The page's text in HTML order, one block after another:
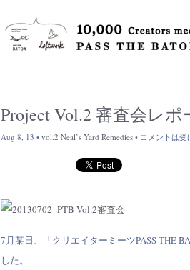
Project Vol.2 審査会レポ
Aug 8, 13 • vol.2 Neal’s Yard Remedies • コメントは受
7月某日、「クリエイターミーツPASS THE
した。